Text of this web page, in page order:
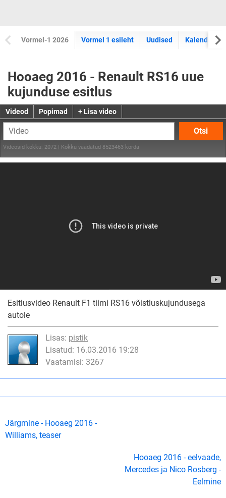
Vormel-1 2026 Vormel 1 esileht Uudised Kalender
Hooaeg 2016 - Renault RS16 uue
kujunduse esitlus
Videod Popimad + Lisa video
Otsi
Videosid kokku: 2072 | Kokku vaadatud 8523463 korda
Esitlusvideo Renault F1 tiimi RS16 võistluskujundusega
autole
Lisas: pistik
Lisatud: 16.03.2016 19:28
Vaatamisi: 3267
Järgmine - Hooaeg 2016 -
Williams, teaser
Hooaeg 2016 - eelvaade,
Mercedes ja Nico Rosberg -
Eelmine